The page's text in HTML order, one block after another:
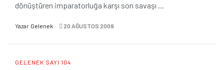
dönüştüren imparatorluğa karşı son savaşı ...
Yazar Gelenek 20 AĞUSTOS 2009
GELENEK SAYI 104